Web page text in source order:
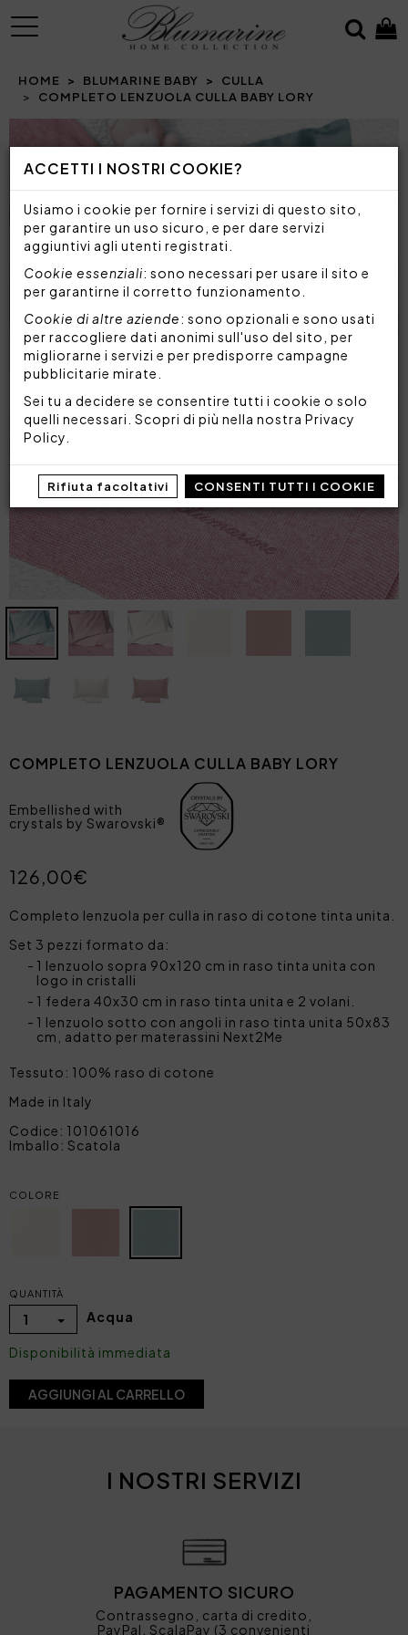
ACCETTI I NOSTRI COOKIE?
Usiamo i cookie per fornire i servizi di questo sito,
per garantire un uso sicuro, e per dare servizi
aggiuntivi agli utenti registrati.
Cookie essenziali: sono necessari per usare il sito e
per garantirne il corretto funzionamento.
Cookie di altre aziende: sono opzionali e sono usati
per raccogliere dati anonimi sull'uso del sito, per
migliorarne i servizi e per predisporre campagne
pubblicitarie mirate.
Sei tu a decidere se consentire tutti i cookie o solo
quelli necessari. Scopri di più nella nostra Privacy
Policy
Rifiuta facoltativi CONSENTI TUTTI I COOKIE
MENU
HOME BLUMARINE BABY
CULLA
COMPLETO LENZUOLA CULLA BABY LORY
Prev
COMPLETO LENZUOLA CULLA BABY LORY
Embellished with
crystals by Swarovski®
126,00€
Completo lenzuola per culla in raso di cotone tinta unita.
Set 3 pezzi formato da:
1 lenzuolo sopra 90x120 cm in raso tinta unita con
logo in cristalli
1 federa 40x30 cm in raso tinta unita e 2 volani.
1 lenzuolo sotto con angoli in raso tinta unita 50x83
cm, adatto per materassini Next2Me
Tessuto: 100% raso di cotone
Made in Italy
Codice: 101061016
Imballo: Scatola
COLORE
QUANTITÀ
1 Acqua
Disponibilità immediata
AGGIUNGI AL CARRELLO
I NOSTRI SERVIZI
PAGAMENTO SICURO
Contrassegno, carta di credito,
PayPal, ScalaPay (3 convenienti